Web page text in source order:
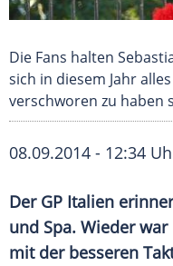
Die Fans halten
sich in diesem Jahr
verschworen zu haben
08.09.2014 - 12:34
Der GP Italien
und Spa. Wieder war
mit der besseren